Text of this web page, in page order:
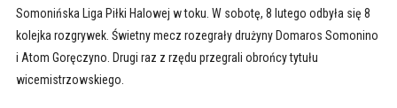
Somonińska Liga Piłki Halowej w toku. W sobotę, 8 lutego odbyła się 8
kolejka rozgrywek. Świetny mecz rozegrały drużyny Domaros Somonino
i Atom Goręczyno. Drugi raz z rzędu przegrali obrońcy tytułu
wicemistrzowskiego.